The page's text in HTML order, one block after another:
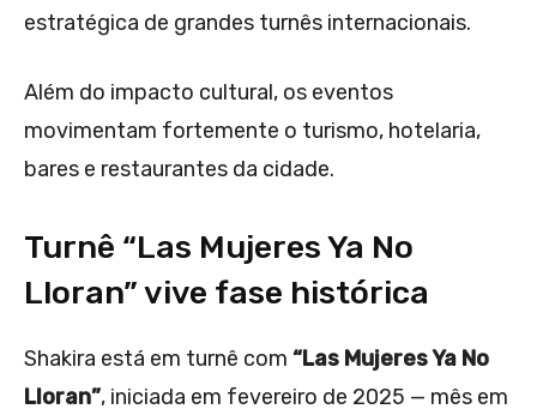
estratégica de grandes turnês internacionais.
Além do impacto cultural, os eventos
movimentam fortemente o turismo, hotelaria,
bares e restaurantes da cidade.
Turnê “Las Mujeres Ya No
Lloran” vive fase histórica
Shakira está em turnê com “Las Mujeres Ya No
Lloran”, iniciada em fevereiro de 2025 — mês em